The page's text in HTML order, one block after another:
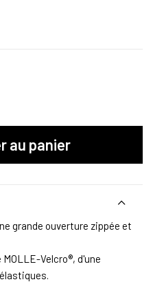
au panier
grande ouverture zippée et
Velcro®, d'une